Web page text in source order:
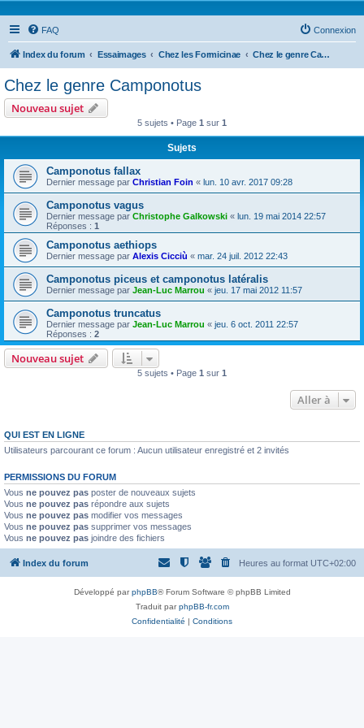
FAQ Connexion
Index du forum Essaimages Chez les Formicinae Chez le genre Camponotus
Chez le genre Camponotus
Nouveau sujet
5 sujets • Page 1 sur 1
Sujets
Camponotus fallax
Dernier message par Christian Foin « lun. 10 avr. 2017 09:28
Camponotus vagus
Dernier message par Christophe Galkowski « lun. 19 mai 2014 22:57
Réponses : 1
Camponotus aethiops
Dernier message par Alexis Cicciù « mar. 24 juil. 2012 22:43
Camponotus piceus et camponotus latéralis
Dernier message par Jean-Luc Marrou « jeu. 17 mai 2012 11:57
Camponotus truncatus
Dernier message par Jean-Luc Marrou « jeu. 6 oct. 2011 22:57
Réponses : 2
Nouveau sujet
5 sujets • Page 1 sur 1
Aller à
QUI EST EN LIGNE
Utilisateurs parcourant ce forum : Aucun utilisateur enregistré et 2 invités
PERMISSIONS DU FORUM
Vous ne pouvez pas poster de nouveaux sujets
Vous ne pouvez pas répondre aux sujets
Vous ne pouvez pas modifier vos messages
Vous ne pouvez pas supprimer vos messages
Vous ne pouvez pas joindre des fichiers
Index du forum Heures au format UTC+02:00
Développé parphpBB® Forum Software © phpBB Limited
Traduit parphpBB-fr.com
Confidentialité | Conditions